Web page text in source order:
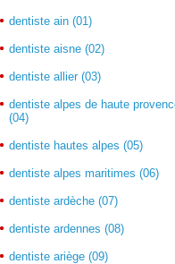
dentiste ain (01)
dentiste aisne (02)
dentiste allier (03)
dentiste alpes de haute
(04)
dentiste hautes alpes (05)
dentiste alpes maritimes (06)
dentiste ardèche (07)
dentiste ardennes (08)
dentiste ariège (09)